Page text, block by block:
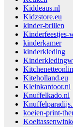
Kiddeaus.nl
Kidzstore.eu
kinder-brillen
Kinderfeestjes-
kinderkamer
kinderkleding
Kiteholland.eu
Kleinkantoor.nl
Knuffelkado.nl
koeien-print-